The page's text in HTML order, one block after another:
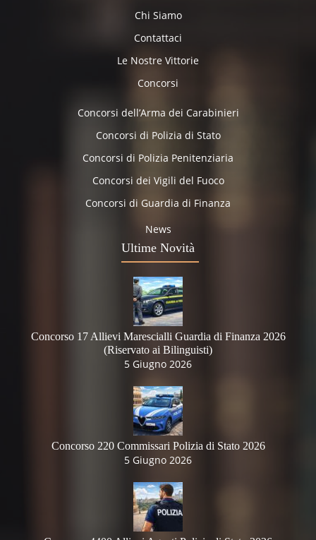
Chi Siamo
Contattaci
Le Nostre Vittorie
Concorsi
Concorsi dell’Arma dei Carabinieri
Concorsi di Polizia di Stato
Concorsi di Polizia Penitenziaria
Concorsi dei Vigili del Fuoco
Concorsi di Guardia di Finanza
News
Ultime Novità
Concorso 17 Allievi Marescialli Guardia di Finanza 2026
(Riservato ai Bilinguisti)
5 Giugno 2026
Concorso 220 Commissari Polizia di Stato 2026
5 Giugno 2026